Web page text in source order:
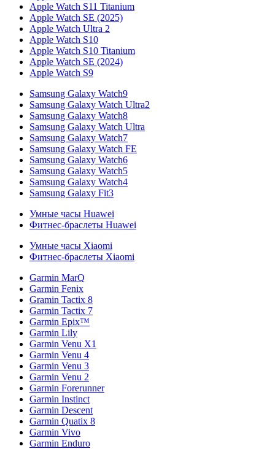
Apple Watch S11 Titanium
Apple Watch SE (2025)
Apple Watch Ultra 2
Apple Watch S10
Apple Watch S10 Titanium
Apple Watch SE (2024)
Apple Watch S9
Samsung Galaxy Watch9
Samsung Galaxy Watch Ultra2
Samsung Galaxy Watch8
Samsung Galaxy Watch Ultra
Samsung Galaxy Watch7
Samsung Galaxy Watch FE
Samsung Galaxy Watch6
Samsung Galaxy Watch5
Samsung Galaxy Watch4
Samsung Galaxy Fit3
Умные часы Huawei
Фитнес-браслеты Huawei
Умные часы Xiaomi
Фитнес-браслеты Xiaomi
Garmin MarQ
Garmin Fenix
Gramin Tactix 8
Garmin Tactix 7
Garmin Epix™
Garmin Lily
Garmin Venu X1
Garmin Venu 4
Garmin Venu 3
Garmin Venu 2
Garmin Forerunner
Garmin Instinct
Garmin Descent
Garmin Quatix 8
Garmin Vivo
Garmin Enduro